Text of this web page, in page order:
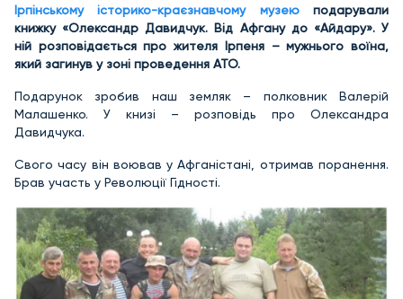
Ірпінському історико-краєзнавчому музеюподарували
книжку «Олександр Давидчук. Від Афгану до «Айдару». У
ній розповідається про жителя Ірпеня – мужнього воїна,
який загинув у зоні проведення АТО.
Подарунок зробив наш земляк – полковник Валерій
Малашенко. У книзі – розповідь про Олександра
Давидчука.
Свого часу він воював у Афганістані, отримав поранення.
Брав участь у Революції Гідності.